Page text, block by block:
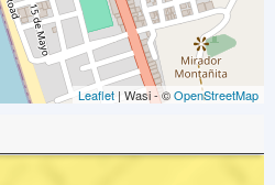
Leaflet | Wasi - ©OpenStreetMap